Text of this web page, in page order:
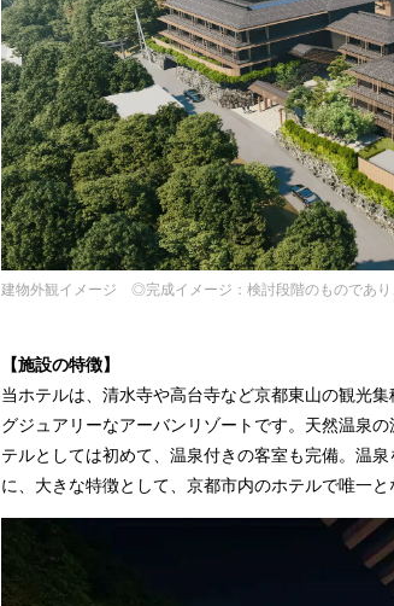
建物外観イメージ ◎完成イメージ：検討段階のものであり
【施設の特徴】
当ホテルは、清水寺や高台寺など京都東山の観光
グジュアリーなアーバンリゾートです。天然温泉
テルとしては初めて、温泉付きの客室も完備。温
に、大きな特徴として、京都市内のホテルで唯一と